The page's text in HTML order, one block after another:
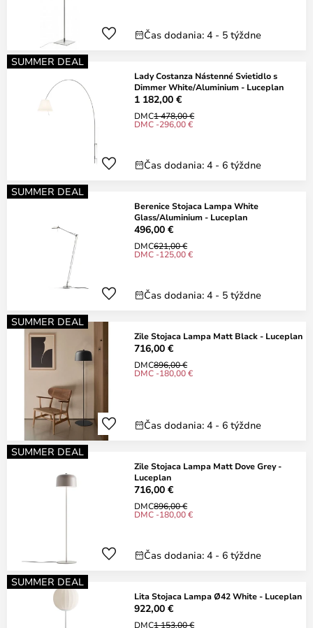
Čas dodania: 4 - 5 týždne
SUMMER DEAL
Lady Costanza Nástenné Svietidlo s
Dimmer White/Aluminium - Luceplan
1 182,00 €
DMC1 478,00 €
DMC -296,00 €
Čas dodania: 4 - 6 týždne
SUMMER DEAL
Berenice Stojaca Lampa White
Glass/Aluminium - Luceplan
496,00 €
DMC621,00 €
DMC -125,00 €
Čas dodania: 4 - 5 týždne
SUMMER DEAL
Zile Stojaca Lampa Matt Black - Luceplan
716,00 €
DMC896,00 €
DMC -180,00 €
Čas dodania: 4 - 6 týždne
SUMMER DEAL
Zile Stojaca Lampa Matt Dove Grey -
Luceplan
716,00 €
DMC896,00 €
DMC -180,00 €
Čas dodania: 4 - 6 týždne
SUMMER DEAL
Lita Stojaca Lampa Ø42 White - Luceplan
922,00 €
DMC1 153,00 €